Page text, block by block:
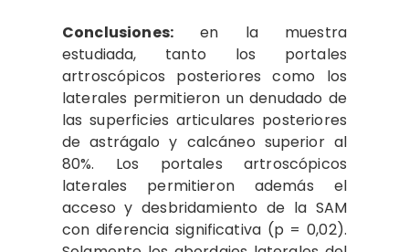
Conclusiones:en la muestra
estudiada, tanto los portales
artroscópicos posteriores como los
laterales permitieron un denudado de
las superficies articulares posteriores
de astrágalo y calcáneo superior al
80%. Los portales artroscópicos
laterales permitieron además el
acceso y desbridamiento de la SAM
con diferencia significativa (p = 0,02).